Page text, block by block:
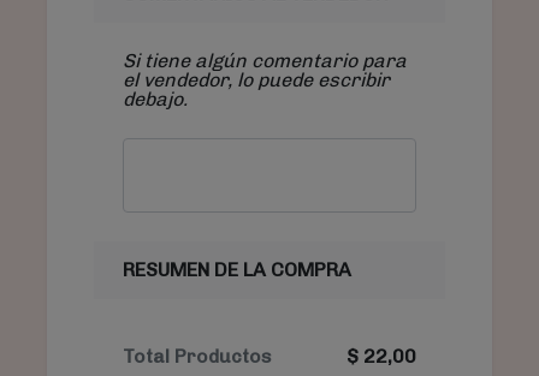
Si tiene algún comentario para
el vendedor, lo puede escribir
debajo.
RESUMEN DE LA COMPRA
Total Productos $ 22,00